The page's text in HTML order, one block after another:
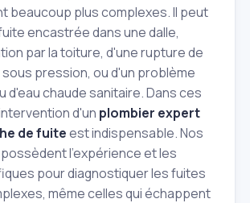
beaucoup plus complexes. Il peut
encastrée dans une dalle,
par la toiture, d'une rupture de
pression, ou d'un problème
d'eau chaude sanitaire. Dans ces
d'un plombier expert
de fuiteest indispensable. Nos
l'expérience et les
pour diagnostiquer les fuites
même celles qui échappent